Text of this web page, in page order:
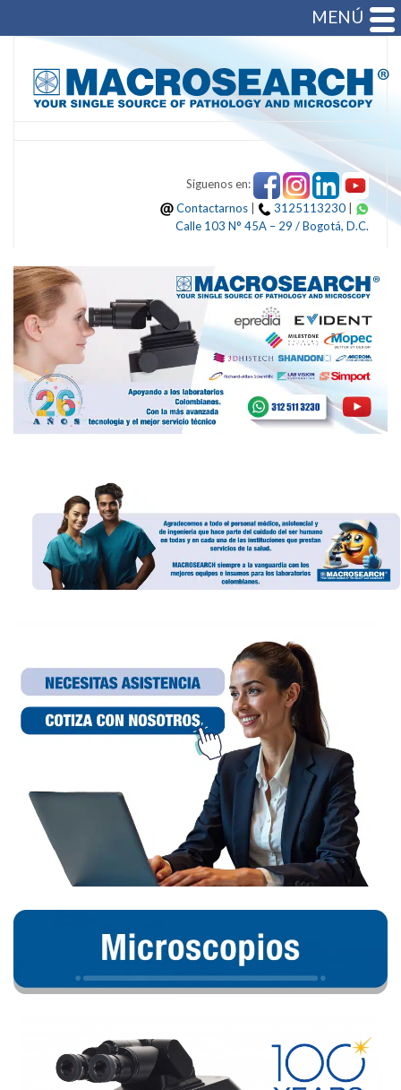
Siguenos en:
Contactarnos
3125113230
Calle 103 N° 45A – 29 / Bogotá, D.C.
MENÚ